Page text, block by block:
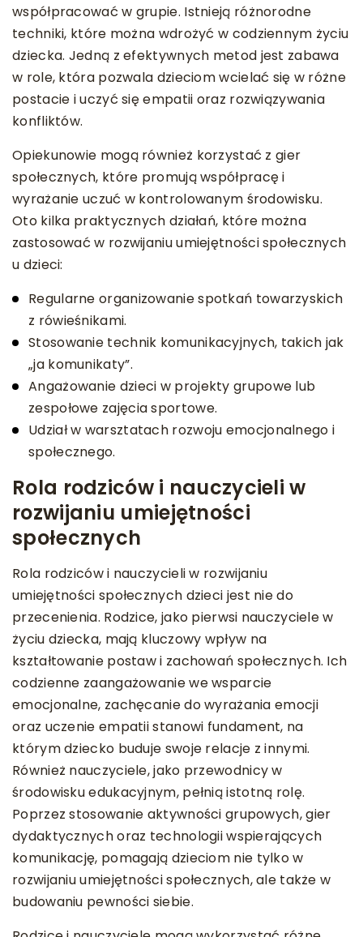
współpracować w grupie. Istnieją różnorodne
techniki, które można wdrożyć w codziennym życiu
dziecka. Jedną z efektywnych metod jest zabawa
w role, która pozwala dzieciom wcielać się w różne
postacie i uczyć się empatii oraz rozwiązywania
konfliktów.
Opiekunowie mogą również korzystać z gier
społecznych, które promują współpracę i
wyrażanie uczuć w kontrolowanym środowisku.
Oto kilka praktycznych działań, które można
zastosować w rozwijaniu umiejętności społecznych
u dzieci:
Regularne organizowanie spotkań towarzyskich
z rówieśnikami.
Stosowanie technik komunikacyjnych, takich jak
„ja komunikaty”.
Angażowanie dzieci w projekty grupowe lub
zespołowe zajęcia sportowe.
Udział w warsztatach rozwoju emocjonalnego i
społecznego.
Rola rodziców i nauczycieli w
rozwijaniu umiejętności
społecznych
Rola rodziców i nauczycieli w rozwijaniu
umiejętności społecznych dzieci jest nie do
przecenienia. Rodzice, jako pierwsi nauczyciele w
życiu dziecka, mają kluczowy wpływ na
kształtowanie postaw i zachowań społecznych. Ich
codzienne zaangażowanie we wsparcie
emocjonalne, zachęcanie do wyrażania emocji
oraz uczenie empatii stanowi fundament, na
którym dziecko buduje swoje relacje z innymi.
Również nauczyciele, jako przewodnicy w
środowisku edukacyjnym, pełnią istotną rolę.
Poprzez stosowanie aktywności grupowych, gier
dydaktycznych oraz technologii wspierających
komunikację, pomagają dzieciom nie tylko w
rozwijaniu umiejętności społecznych, ale także w
budowaniu pewności siebie.